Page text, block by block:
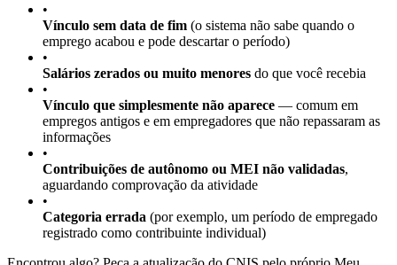
•
Vínculo sem data de fim (o sistema não sabe quando o
emprego acabou e pode descartar o período)
•
Salários zerados ou muito menores do que você recebia
•
Vínculo que simplesmente não aparece — comum em
empregos antigos e em empregadores que não repassaram as
informações
•
Contribuições de autônomo ou MEI não validadas,
aguardando comprovação da atividade
•
Categoria errada (por exemplo, um período de empregado
registrado como contribuinte individual)